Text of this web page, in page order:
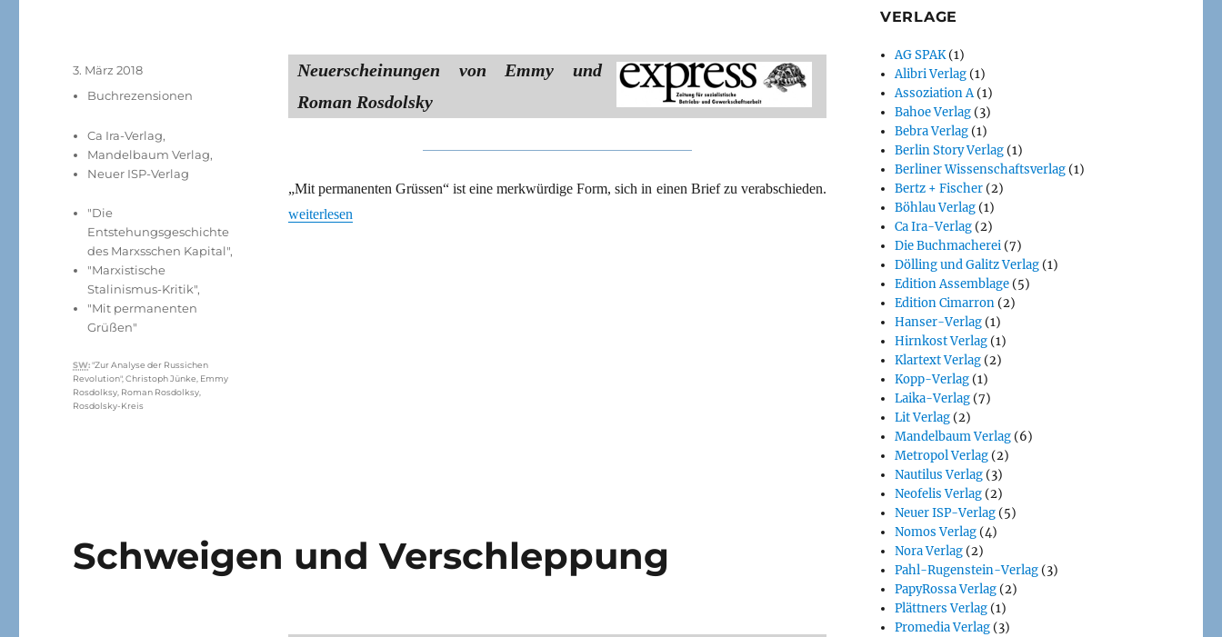
Neuerscheinungen von Emmy und
Roman Rosdolsky
„Mit permanenten Grüssen“ ist eine merkwürdige Form, sich in einen Brief zu verabschieden.
„Paarweise undogmatisch“
weiterlesen
Veröffentlicht
3. März 2018
Kategorien
Buchrezensionen
Ca Ira-Verlag,
Mandelbaum Verlag,
Neuer ISP-Verlag
"Die
Entstehungsgeschichte
des Marxsschen Kapital",
"Marxistische
Stalinismus-Kritik",
"Mit permanenten
Grüßen"
Schlagwörter
SW:"Zur Analyse der Russichen
Revolution",Christoph Jünke Emmy
Rosdolksy Roman Rosdolksy
Rosdolsky-Kreis
Schweigen und Verschleppung
VERLAGE
AG SPAK(1)
Alibri Verlag (1)
Assoziation A(1)
Bahoe Verlag (3)
Bebra Verlag (1)
Berlin Story Verlag (1)
Berliner Wissenschaftsverlag (1)
Bertz + Fischer (2)
Böhlau Verlag (1)
Ca Ira-Verlag (2)
Die Buchmacherei (7)
Dölling und Galitz Verlag (1)
Edition Assemblage (5)
Edition Cimarron (2)
Hanser-Verlag (1)
Hirnkost Verlag (1)
Klartext Verlag (2)
Kopp-Verlag (1)
Laika-Verlag (7)
Lit Verlag (2)
Mandelbaum Verlag (6)
Metropol Verlag (2)
Nautilus Verlag (3)
Neofelis Verlag (2)
Neuer ISP-Verlag (5)
Nomos Verlag (4)
Nora Verlag (2)
Pahl-Rugenstein-Verlag (3)
PapyRossa Verlag (2)
Plättners Verlag (1)
Promedia Verlag (3)